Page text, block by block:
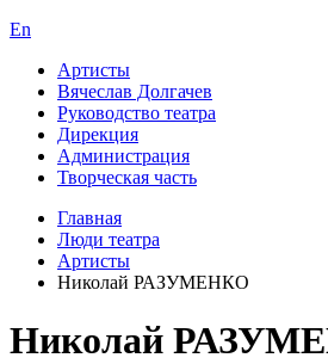
En
Артисты
Вячеслав Долгачев
Руководство театра
Дирекция
Администрация
Творческая часть
Главная
Люди театра
Артисты
Николай РАЗУМЕНКО
Николай